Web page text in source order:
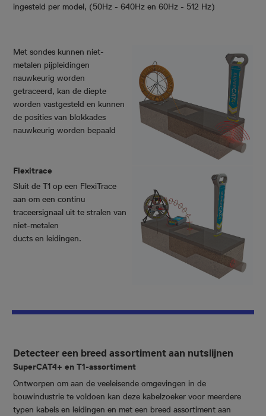
ingesteld per model, (50Hz - 640Hz en 60Hz - 512 Hz)
Met sondes kunnen niet-
metalen pijpleidingen
nauwkeurig worden
getraceerd, kan de diepte
worden vastgesteld en kunnen
de posities van blokkades
nauwkeurig worden bepaald
Flexitrace
Sluit de T1 op een FlexiTrace
aan om een continu
traceersignaal uit te stralen van
niet-metalen
ducts en leidingen.
Detecteer een breed assortiment aan nutslijnen
SuperCAT4+ en T1-assortiment
Ontworpen om aan de veeleisende omgevingen in de
bouwindustrie te voldoen kan deze kabelzoeker voor meerdere
typen kabels en leidingen en met een breed assortiment aan